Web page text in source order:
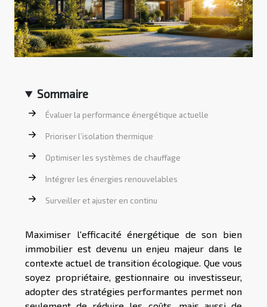
Sommaire
Évaluer la performance énergétique actuelle
Prioriser l’isolation thermique
Optimiser les systèmes de chauffage
Intégrer les énergies renouvelables
Surveiller et ajuster en continu
Maximiser l'efficacité énergétique de son bien
immobilier est devenu un enjeu majeur dans le
contexte actuel de transition écologique. Que vous
soyez propriétaire, gestionnaire ou investisseur,
adopter des stratégies performantes permet non